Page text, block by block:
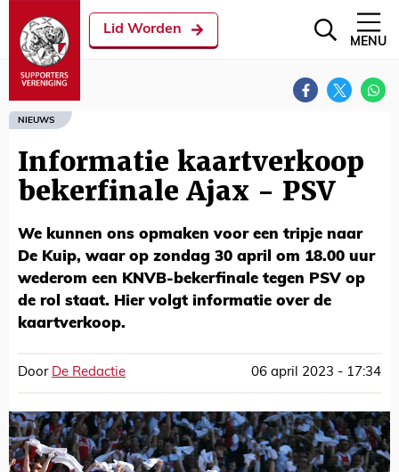
Lid Worden
MENU
NIEUWS
Informatie kaartverkoop
bekerfinale Ajax - PSV
We kunnen ons opmaken voor een tripje naar
De Kuip, waar op zondag 30 april om 18.00 uur
wederom een KNVB-bekerfinale tegen PSV op
de rol staat. Hier volgt informatie over de
kaartverkoop.
Door De Redactie 06 april 2023 - 17:34